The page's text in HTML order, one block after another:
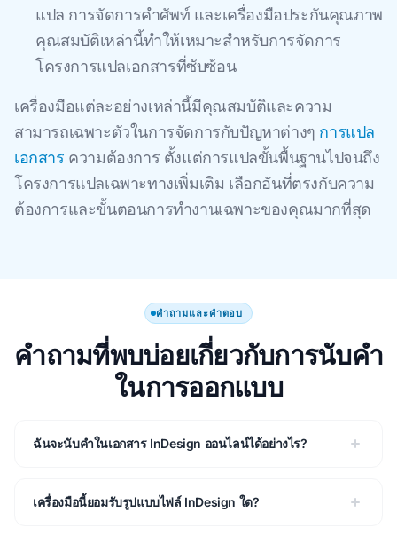
แปล การจัดการคําศัพท์ และเครื่องมือประกันคุณภาพ
คุณสมบัติเหล่านี้ทําให้เหมาะสําหรับการจัดการ
โครงการแปลเอกสารที่ซับซ้อน
เครื่องมือแต่ละอย่างเหล่านี้มีคุณสมบัติและความ
สามารถเฉพาะตัวในการจัดการกับปัญหาต่างๆ การแปล
เอกสาร ความต้องการ ตั้งแต่การแปลขั้นพื้นฐานไปจนถึง
โครงการแปลเฉพาะทางเพิ่มเติม เลือกอันที่ตรงกับความ
ต้องการและขั้นตอนการทํางานเฉพาะของคุณมากที่สุด
คําถามและคําตอบ
คําถามที่พบบ่อยเกี่ยวกับการนับคํา
ในการออกแบบ
ฉันจะนับคําในเอกสาร InDesign ออนไลน์ได้อย่างไร?
เครื่องมือนี้ยอมรับรูปแบบไฟล์ InDesign ใด?